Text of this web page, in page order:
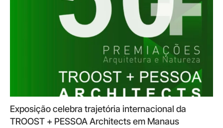
Exposição celebra trajetória internacional da
TROOST + PESSOA Architects em Manaus